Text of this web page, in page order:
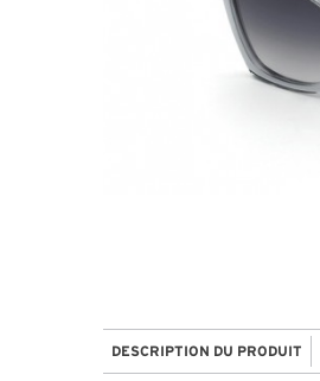
DESCRIPTION DU PRODUIT